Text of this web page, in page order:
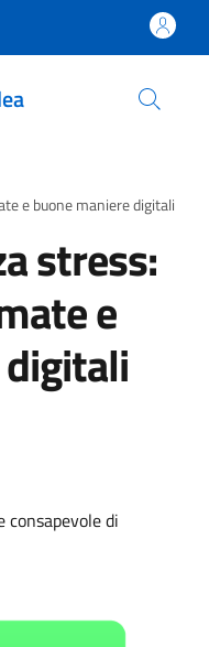
e buone maniere digitali
stress:
e
consapevole di